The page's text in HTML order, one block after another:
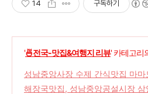
14 구독하기
'🍜전국-맛집&여행지 리뷰' 카테고리
성남중앙사장 수제 간식맛집 마마
기-고르케-핫도그-추억의 도나쓰
해장국맛집, 성남중앙공설시장 삼